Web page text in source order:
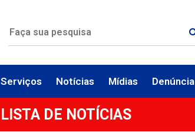
Serviços Notícias Mídias Denúncia
LISTA DE NOTÍCIAS